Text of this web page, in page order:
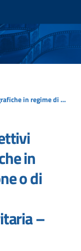
Bando Contributi Selettivi Opere Cinematografiche in regime di coproduzione o di compartecipazione internazionale minoritaria – Anno 2019
in
o di
–